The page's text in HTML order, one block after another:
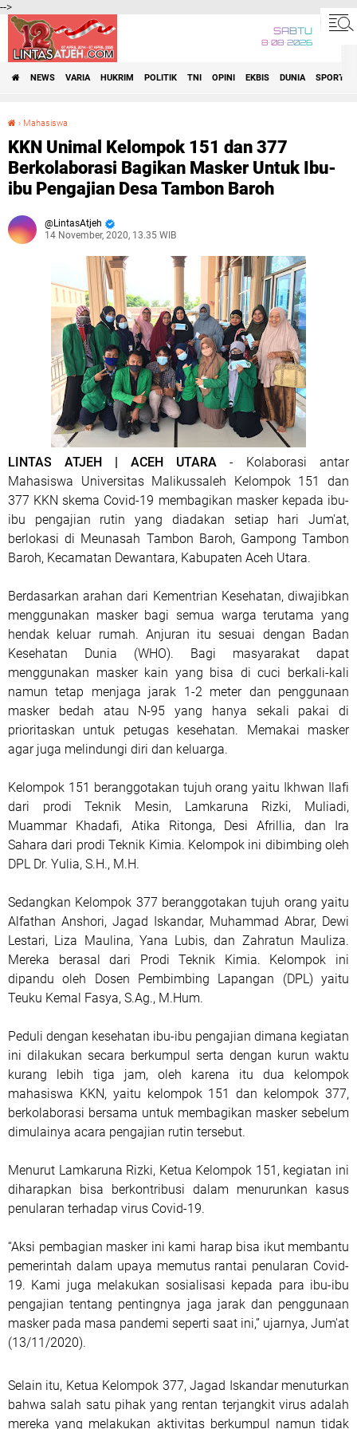
-->
SABTU
8•08•2026
NEWS VARIA HUKRIM POLITIK TNI OPINI EKBIS DUNIA SPORT
› Mahasiswa
KKN Unimal Kelompok 151 dan 377
Berkolaborasi Bagikan Masker Untuk Ibu-
ibu Pengajian Desa Tambon Baroh
LintasAtjeh
14 November, 2020, 13.35 WIB
LINTAS ATJEH | ACEH UTARA - Kolaborasi antar
Mahasiswa Universitas Malikussaleh Kelompok 151 dan
377 KKN skema Covid-19 membagikan masker kepada ibu-
ibu pengajian rutin yang diadakan setiap hari Jum'at,
berlokasi di Meunasah Tambon Baroh, Gampong Tambon
Baroh, Kecamatan Dewantara, Kabupaten Aceh Utara.
Berdasarkan arahan dari Kementrian Kesehatan, diwajibkan
menggunakan masker bagi semua warga terutama yang
hendak keluar rumah. Anjuran itu sesuai dengan Badan
Kesehatan Dunia (WHO). Bagi masyarakat dapat
menggunakan masker kain yang bisa di cuci berkali-kali
namun tetap menjaga jarak 1-2 meter dan penggunaan
masker bedah atau N-95 yang hanya sekali pakai di
prioritaskan untuk petugas kesehatan. Memakai masker
agar juga melindungi diri dan keluarga.
Kelompok 151 beranggotakan tujuh orang yaitu Ikhwan Ilafi
dari prodi Teknik Mesin, Lamkaruna Rizki, Muliadi,
Muammar Khadafi, Atika Ritonga, Desi Afrillia, dan Ira
Sahara dari prodi Teknik Kimia. Kelompok ini dibimbing oleh
DPL Dr. Yulia, S.H., M.H.
Sedangkan Kelompok 377 beranggotakan tujuh orang yaitu
Alfathan Anshori, Jagad Iskandar, Muhammad Abrar, Dewi
Lestari, Liza Maulina, Yana Lubis, dan Zahratun Mauliza.
Mereka berasal dari Prodi Teknik Kimia. Kelompok ini
dipandu oleh Dosen Pembimbing Lapangan (DPL) yaitu
Teuku Kemal Fasya, S.Ag., M.Hum.
Peduli dengan kesehatan ibu-ibu pengajian dimana kegiatan
ini dilakukan secara berkumpul serta dengan kurun waktu
kurang lebih tiga jam, oleh karena itu dua kelompok
mahasiswa KKN, yaitu kelompok 151 dan kelompok 377,
berkolaborasi bersama untuk membagikan masker sebelum
dimulainya acara pengajian rutin tersebut.
Menurut Lamkaruna Rizki, Ketua Kelompok 151, kegiatan ini
diharapkan bisa berkontribusi dalam menurunkan kasus
penularan terhadap virus Covid-19.
“Aksi pembagian masker ini kami harap bisa ikut membantu
pemerintah dalam upaya memutus rantai penularan Covid-
19. Kami juga melakukan sosialisasi kepada para ibu-ibu
pengajian tentang pentingnya jaga jarak dan penggunaan
masker pada masa pandemi seperti saat ini,” ujarnya, Jum'at
(13/11/2020).
Selain itu, Ketua Kelompok 377, Jagad Iskandar menuturkan
bahwa salah satu pihak yang rentan terjangkit virus adalah
mereka yang melakukan aktivitas berkumpul namun tidak